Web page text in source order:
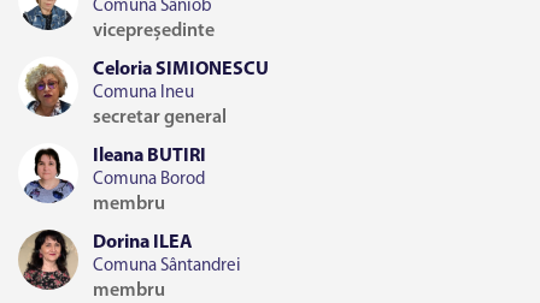
Comuna Sâniob
vicepreședinte
Celoria SIMIONESCU
Comuna Ineu
secretar general
Ileana BUTIRI
Comuna Borod
membru
Dorina ILEA
Comuna Sântandrei
membru